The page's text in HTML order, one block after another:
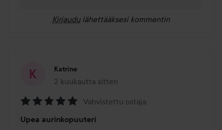
Kirjaudu lähettääksesi kommentin
Katrine
2 kuukautta sitten
Viesti luotiin 2 kuukautta sitten
5
Vahvistettu ostaja
Upea aurinkopuuteri